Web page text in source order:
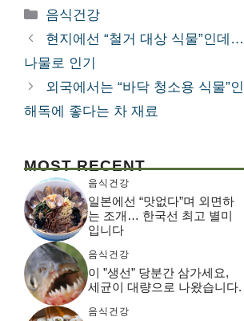
카
테
리
음식건강
현지에선 “철거 대상 식물”인데
나물로 인기
외국에서는 “바닥 청소용 식물”
해독에 좋다는 차 재료
MOST RECENT
음식건강
일본에선 “맛없다”며 외면하
는 조개… 한국선 최고 별미
입니다
음식건강
이 ”생선” 당분간 삼가세요,
세균이 대량으로 나왔습니다.
음식건강